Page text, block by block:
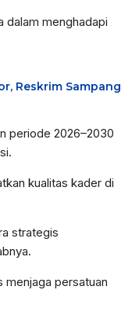
dalam menghadapi
Reskrim Sampang
periode 2026–2030
kualitas kader di
strategis
menjaga persatuan